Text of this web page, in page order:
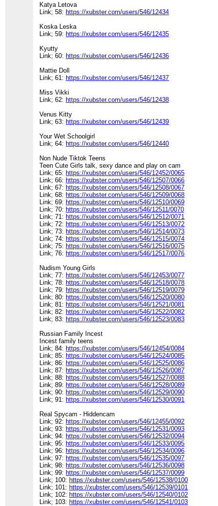
Katya Letova
Link; 58: https://xubster.com/users/546/12434
Koska Leska
Link; 59: https://xubster.com/users/546/12435
Kyutty
Link; 60: https://xubster.com/users/546/12436
Mattie Doll
Link; 61: https://xubster.com/users/546/12437
Miss Vikki
Link; 62: https://xubster.com/users/546/12438
Venus Kitty
Link; 63: https://xubster.com/users/546/12439
Your Wet Schoolgirl
Link; 64: https://xubster.com/users/546/12440
Non Nude Tiktok Teens
Teen Cute Girls talk, sexy dance and play on cam
Link; 65: https://xubster.com/users/546/12452/0065
Link; 66: https://xubster.com/users/546/12507/0066
Link; 67: https://xubster.com/users/546/12508/0067
Link; 68: https://xubster.com/users/546/12509/0068
Link; 69: https://xubster.com/users/546/12510/0069
Link; 70: https://xubster.com/users/546/12511/0070
Link; 71: https://xubster.com/users/546/12512/0071
Link; 72: https://xubster.com/users/546/12513/0072
Link; 73: https://xubster.com/users/546/12514/0073
Link; 74: https://xubster.com/users/546/12515/0074
Link; 75: https://xubster.com/users/546/12516/0075
Link; 76: https://xubster.com/users/546/12517/0076
Nudism Young Girls
Link; 77: https://xubster.com/users/546/12453/0077
Link; 78: https://xubster.com/users/546/12518/0078
Link; 79: https://xubster.com/users/546/12519/0079
Link; 80: https://xubster.com/users/546/12520/0080
Link; 81: https://xubster.com/users/546/12521/0081
Link; 82: https://xubster.com/users/546/12522/0082
Link; 83: https://xubster.com/users/546/12523/0083
Russian Family Incest
Incest family teens
Link; 84: https://xubster.com/users/546/12454/0084
Link; 85: https://xubster.com/users/546/12524/0085
Link; 86: https://xubster.com/users/546/12525/0086
Link; 87: https://xubster.com/users/546/12526/0087
Link; 88: https://xubster.com/users/546/12527/0088
Link; 89: https://xubster.com/users/546/12528/0089
Link; 90: https://xubster.com/users/546/12529/0090
Link; 91: https://xubster.com/users/546/12530/0091
Real Spycam - Hiddencam
Link; 92: https://xubster.com/users/546/12455/0092
Link; 93: https://xubster.com/users/546/12531/0093
Link; 94: https://xubster.com/users/546/12532/0094
Link; 95: https://xubster.com/users/546/12533/0095
Link; 96: https://xubster.com/users/546/12534/0096
Link; 97: https://xubster.com/users/546/12535/0097
Link; 98: https://xubster.com/users/546/12536/0098
Link; 99: https://xubster.com/users/546/12537/0099
Link; 100: https://xubster.com/users/546/12538/0100
Link; 101: https://xubster.com/users/546/12539/0101
Link; 102: https://xubster.com/users/546/12540/0102
Link; 103: https://xubster.com/users/546/12541/0103